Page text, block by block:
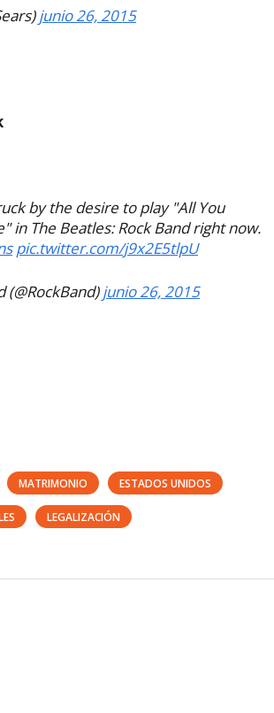
junio 26, 2015
by the desire to play "All You
in The Beatles: Rock Band right now.
pic.twitter.com/j9x2E5tlpU
(@RockBand)junio 26, 2015
MATRIMONIO ESTADOS UNIDOS
LEGALIZACIÓN